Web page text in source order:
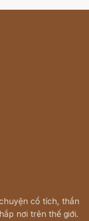
cổ tích, thần
nơi trên thế giới.